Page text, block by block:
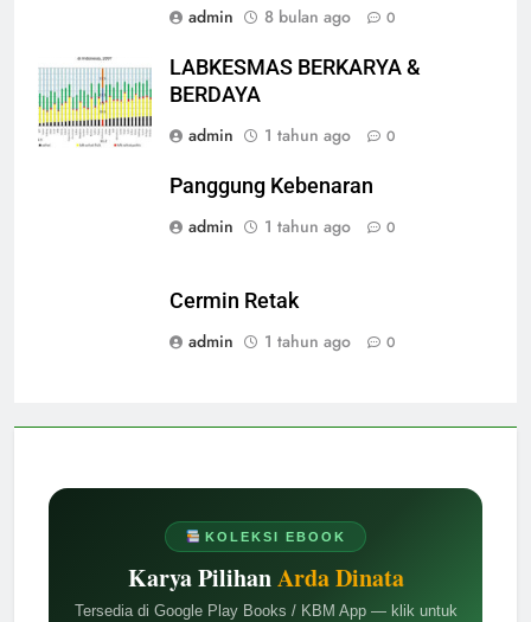
KOLEKSI EBOOK
Karya PilihanArda Dinata
Tersedia di Google Play Books / KBM App — klik untuk
admin
8 bulan ago 0
LABKESMAS BERKARYA &
BERDAYA
admin
1 tahun ago 0
Panggung Kebenaran
admin
1 tahun ago 0
Cermin Retak
admin
1 tahun ago 0